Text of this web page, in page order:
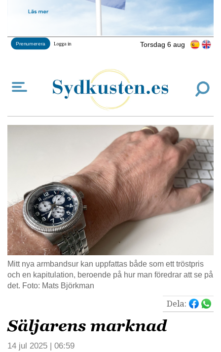
Torsdag 6 aug
Prenumerera Logga in
Mitt nya armbandsur kan uppfattas både som ett tröstpris
och en kapitulation, beroende på hur man föredrar att se på
det. Foto: Mats Björkman
Dela:
Säljarens marknad
14 jul 2025 | 06:59